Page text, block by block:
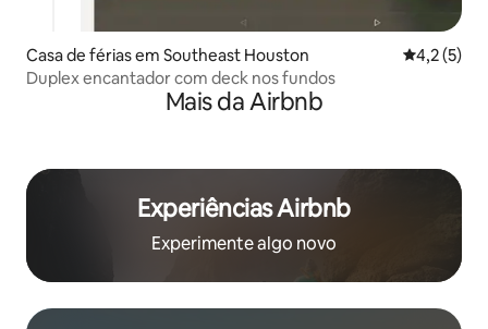
Casa de férias em Southeast Houston
4,2 (5)
Duplex encantador com deck nos fundos
Mais da Airbnb
Experiências Airbnb
Experimente algo novo